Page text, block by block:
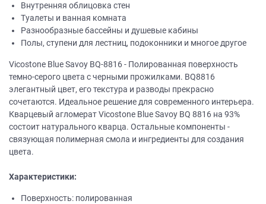
Внутренняя облицовка стен
Туалеты и ванная комната
Разнообразные бассейны и душевые кабины
Полы, ступени для лестниц, подоконники и многое другое
Vicostone Blue Savoy BQ-8816 - Полированная поверхность
темно-серого цвета с черными прожилками. BQ8816
элегантный цвет, его текстура и разводы прекрасно
сочетаются. Идеальное решение для современного интерьера.
Кварцевый агломерат Vicostone Blue Savoy BQ 8816 на 93%
состоит натурального кварца. Остальные компоненты -
связующая полимерная смола и ингредиенты для создания
цвета.
Характеристики:
Поверхность: полированная